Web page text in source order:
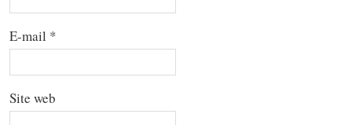
E-mail *
Site web